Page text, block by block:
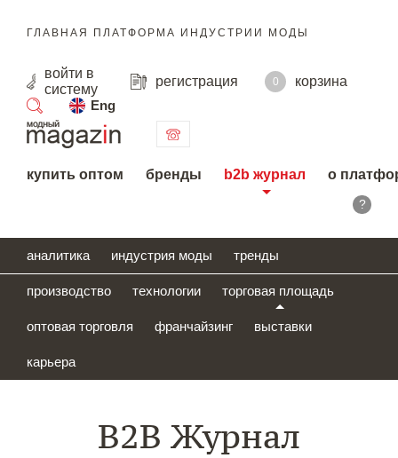
ГЛАВНАЯ ПЛАТФОРМА ИНДУСТРИИ МОДЫ
войти в
систему
регистрация 0
корзина
Eng
поиск
купить оптом бренды b2b журнал о
?
аналитика индустрия моды тренды
производство технологии торговая площадь
оптовая торговля франчайзинг выставки
карьера
B2B Журнал